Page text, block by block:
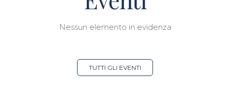
Nessun elemento in evidenza
TUTTI GLI EVENTI